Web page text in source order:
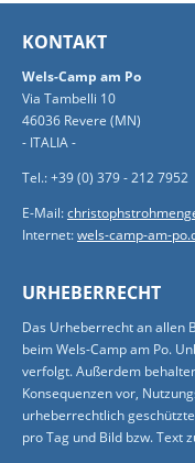
KONTAKT
Wels-Camp am Po
Via Tambelli 10
46036 Revere (MN)
- ITALIA -
Tel.: +39 (0) 379 - 212 7952
E-Mail:
Internet:wels-camp-am-
URHEBERRECHT
Das Urheberrecht an allen
beim Wels-Camp am Po.
verfolgt. Außerdem
Konsequenzen vor,
urheberrechtlich
pro Tag und Bild bzw. Text